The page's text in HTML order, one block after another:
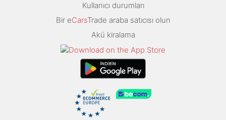
Kullanıcı durumları
Bir eCarsTrade araba satıcısı olun
Akü kiralama